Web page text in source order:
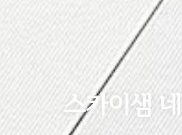
스카이샘